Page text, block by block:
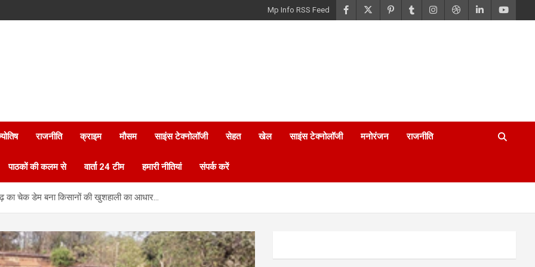
Mp Info RSS Feed
राजनीति क्राइम मौसम साइंस टेक्नोलॉजी सेहत खेल साइंस टेक्नोलॉजी मनोरंजन राजनीति
पाठकों की कलम से वार्ता 24 टीम हमारी नीतियां संपर्क करें
का चेक डेम बना किसानों की खुशहाली का आधार…